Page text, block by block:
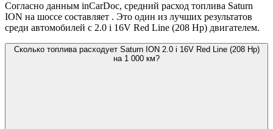
Согласно данным inCarDoc, средний расход топлива Saturn
ION на шоссе составляет . Это один из лучших результатов
среди автомобилей с 2.0 i 16V Red Line (208 Hp) двигателем.
Сколько топлива расходует Saturn ION 2.0 i 16V Red Line (208 Hp)
на 1 000 км?